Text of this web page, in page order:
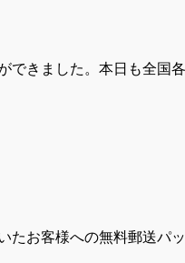
きました。本日も全国
お客様への無料郵送パ